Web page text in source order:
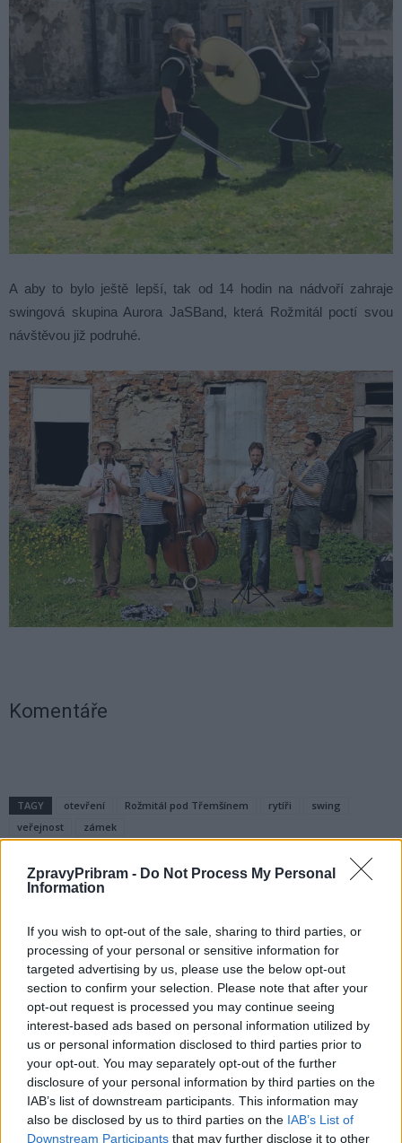
ZpravyPribram - Do Not Process My Personal
Information
If you wish to opt-out of the sale, sharing to third parties, or
processing of your personal or sensitive information for
targeted advertising by us, please use the below opt-out
section to confirm your selection. Please note that after your
opt-out request is processed you may continue seeing
interest-based ads based on personal information utilized by
us or personal information disclosed to third parties prior to
your opt-out. You may separately opt-out of the further
disclosure of your personal information by third parties on the
IAB’s list of downstream participants. This information may
also be disclosed by us to third parties on the IAB’s List of
Downstream Participants that may further disclose it to other
A aby to bylo ještě lepší, tak od 14 hodin na nádvoří zahraje
swingová skupina Aurora JaSBand, která Rožmitál poctí svou
návštěvou již podruhé.
Komentáře
TAGY otevření Rožmitál pod Třemšínem rytíři
swing
veřejnost
zámek
Předchozí článek
Podle Pirátů město přijde díky
poslancům o více jak 27 milionů,
dle starosty to město přežije
Následující článek
Prohlédněte si novou naučnou
stezku v Brdech
SOUVISEJÍCÍ ČLÁNKY